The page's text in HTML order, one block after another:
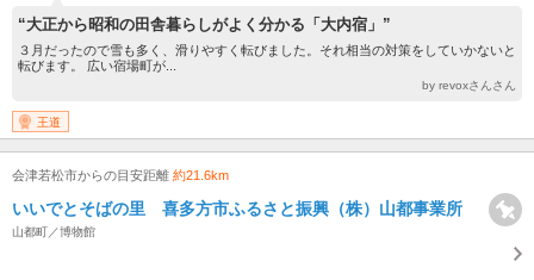
“大正から昭和の田舎暮らしがよく分かる「大内宿」”
３月だったので雪も多く、滑りやすく転びました。それ相当の対策をしていかないと
転びます。 広い宿場町が...
by revoxさんさん
王道
会津若松市からの目安距離 約21.6km
いいでとそばの里 喜多方市ふるさと振興（株）山都事業所
山都町／博物館